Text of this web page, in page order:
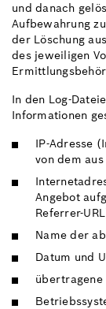
und danach
Aufbewahrung
der Löschung
des jeweiligen
In den Log-
Informationen
IP-Adresse
von dem
Angebot
Referrer-
Name der
Datum und
übertragene